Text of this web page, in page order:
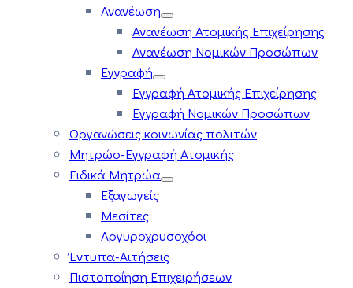
Ανανέωση
Ανανέωση Ατομικής Επιχείρησης
Ανανέωση Νομικών Προσώπων
Εγγραφή
Εγγραφή Ατομικής Επιχείρησης
Εγγραφή Νομικών Προσώπων
Οργανώσεις κοινωνίας πολιτών
Μητρώο-Εγγραφή Ατομικής
Ειδικά Μητρώα
Εξαγωγείς
Μεσίτες
Αργυροχρυσοχόοι
Έντυπα-Αιτήσεις
Πιστοποίηση Επιχειρήσεων